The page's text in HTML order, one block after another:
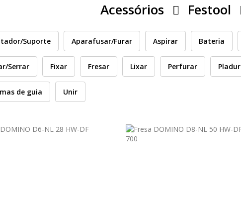
Acessórios Festool
Suporte Aparafusar/Furar Aspirar Bateria
Serrar Fixar Fresar Lixar Perfurar Pladur
de guia Unir